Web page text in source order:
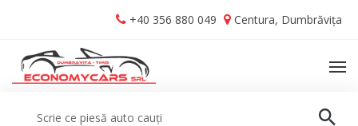
navigation
content
+40 356 880 049 Centura, Dumbrăvița